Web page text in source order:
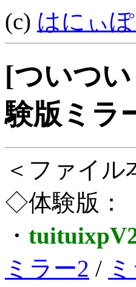
(c) はにぃ
[ついつ
験版ミラ
＜ファイル
◇体験版：
・
ミラー2 /